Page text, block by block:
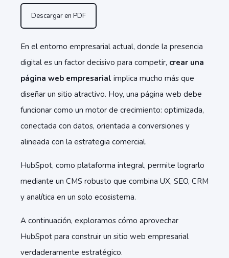
Descargar en PDF
En el entorno empresarial actual, donde la presencia
digital es un factor decisivo para competir, crear una
página web empresarial implica mucho más que
diseñar un sitio atractivo. Hoy, una página web debe
funcionar como un motor de crecimiento: optimizada,
conectada con datos, orientada a conversiones y
alineada con la estrategia comercial.
HubSpot, como plataforma integral, permite lograrlo
mediante un CMS robusto que combina UX, SEO, CRM
y analítica en un solo ecosistema.
A continuación, exploramos cómo aprovechar
HubSpot para construir un sitio web empresarial
verdaderamente estratégico.